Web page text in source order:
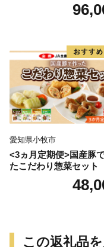
愛知県小牧市
<3ヵ月定期便>国産豚
たこだわり惣菜セット
この返礼品